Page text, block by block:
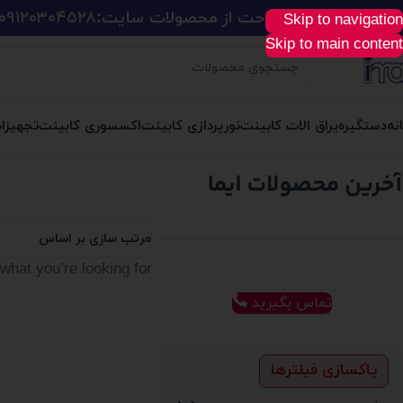
Skip to navigation
Skip to main content
آسان، سریع و راحت از محصولات سایت:۰۹۱۲۰۳۰۴۵۲۸
دستگیرهیراق الات کابینتنورپردازی کابینتاکسسوری کابینت
تماس بگیرید
پاکسازی فیلترها
مرتب سازی بر اساس
you’re looking for.